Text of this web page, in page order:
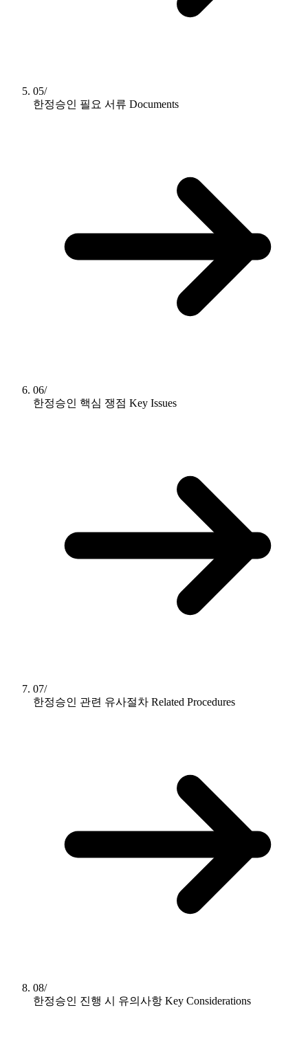
05/
한정승인 필요 서류 Documents
06/
한정승인 핵심 쟁점 Key Issues
07/
한정승인 관련 유사절차 Related Procedures
08/
한정승인 진행 시 유의사항 Key Considerations